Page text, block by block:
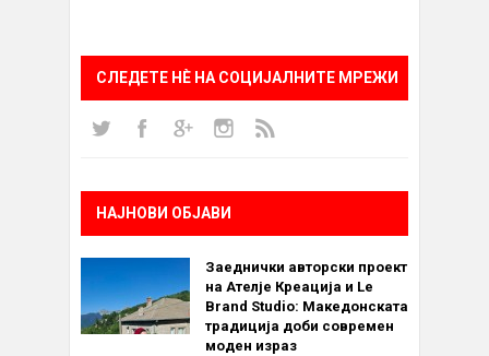
СЛЕДЕТЕ НÈ НА СОЦИЈАЛНИТЕ МРЕЖИ
НАЈНОВИ ОБЈАВИ
Заеднички авторски проект
на Ателје Креација и Le
Brand Studio: Македонската
традиција доби современ
моден израз